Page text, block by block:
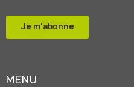
Je m'abonne
MENU